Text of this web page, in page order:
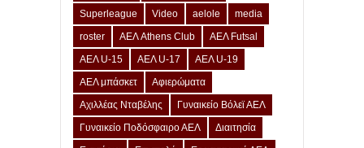
Superleague
Video aelole
media
roster
ΑΕΛ Athens Club
ΑΕΛ Futsal
ΑΕΛ U-15
ΑΕΛ U-17
ΑΕΛ U-19
ΑΕΛ μπάσκετ
Αφιερώματα
Αχιλλέας Νταβέλης
Γυναικείο Βόλεϊ ΑΕΛ
Γυναικείο Ποδόσφαιρο ΑΕΛ
Διαιτησία